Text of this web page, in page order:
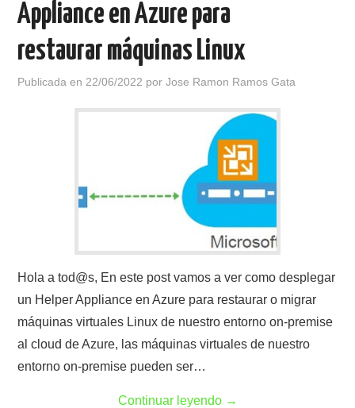
Appliance en Azure para
restaurar máquinas Linux
Publicada en 22/06/2022 porJose Ramon Ramos Gata
Hola a tod@s, En este post vamos a ver como desplegar
un Helper Appliance en Azure para restaurar o migrar
máquinas virtuales Linux de nuestro entorno on-premise
al cloud de Azure, las máquinas virtuales de nuestro
entorno on-premise pueden ser…
Continuar leyendo →